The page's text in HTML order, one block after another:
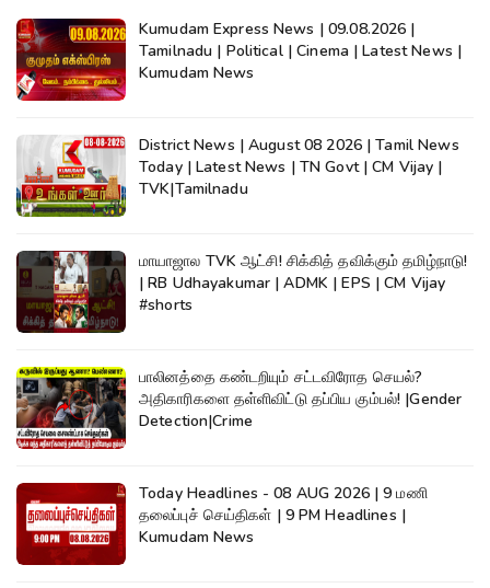
Kumudam Express News | 09.08.2026 |
Tamilnadu | Political | Cinema | Latest News |
Kumudam News
District News | August 08 2026 | Tamil News
Today | Latest News | TN Govt | CM Vijay |
TVK|Tamilnadu
மாயாஜால TVK ஆட்சி! சிக்கித் தவிக்கும் தமிழ்நாடு!
| RB Udhayakumar | ADMK | EPS | CM Vijay
#shorts
பாலினத்தை கண்டறியும் சட்டவிரோத செயல்?
அதிகாரிகளை தள்ளிவிட்டு தப்பிய கும்பல்! |Gender
Detection|Crime
Today Headlines - 08 AUG 2026 | 9 மணி
தலைப்புச் செய்திகள் | 9 PM Headlines |
Kumudam News